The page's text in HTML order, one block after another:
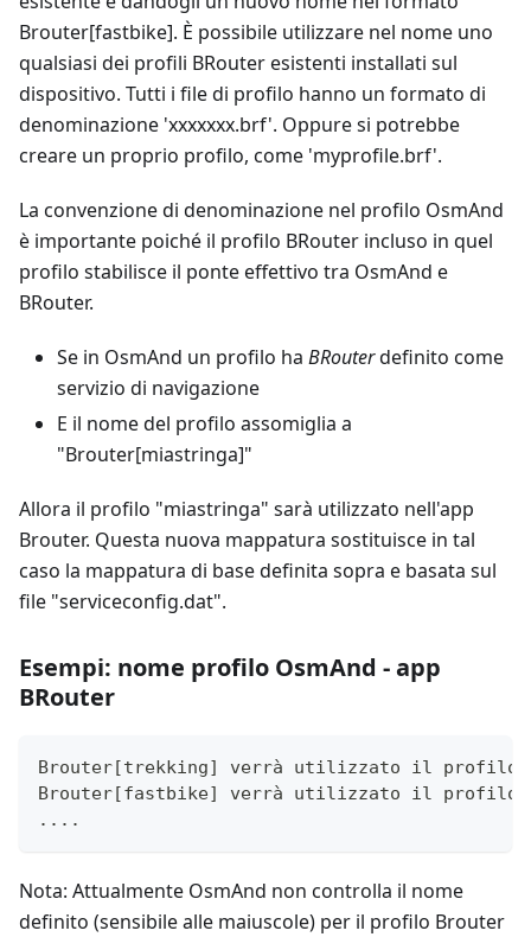
Brouter[fastbike]. È possibile utilizzare nel nome uno
qualsiasi dei profili BRouter esistenti installati sul
dispositivo. Tutti i file di profilo hanno un formato di
denominazione 'xxxxxxx.brf'. Oppure si potrebbe
creare un proprio profilo, come 'myprofile.brf'.
La convenzione di denominazione nel profilo OsmAnd
è importante poiché il profilo BRouter incluso in quel
profilo stabilisce il ponte effettivo tra OsmAnd e
BRouter.
Se in OsmAnd un profilo ha BRouterdefinito come
servizio di navigazione
E il nome del profilo assomiglia a
"Brouter[miastringa]"
Allora il profilo "miastringa" sarà utilizzato nell'app
Brouter. Questa nuova mappatura sostituisce in tal
caso la mappatura di base definita sopra e basata sul
file "serviceconfig.dat".
Esempi: nome profilo OsmAnd - app
BRouter
Brouter[trekking] verrà utilizzato il
Brouter[fastbike] verrà utilizzato il
....
Nota: Attualmente OsmAnd non controlla il nome
definito (sensibile alle maiuscole) per il profilo Brouter